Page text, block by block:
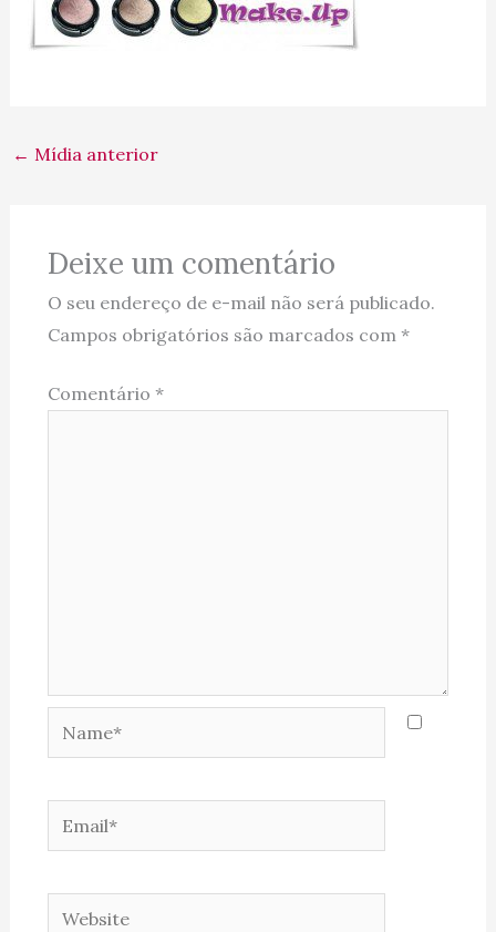
← Mídia anterior
Deixe um comentário
O seu endereço de e-mail não será publicado.
Campos obrigatórios são marcados com *
Comentário *
Name*
Email*
Website